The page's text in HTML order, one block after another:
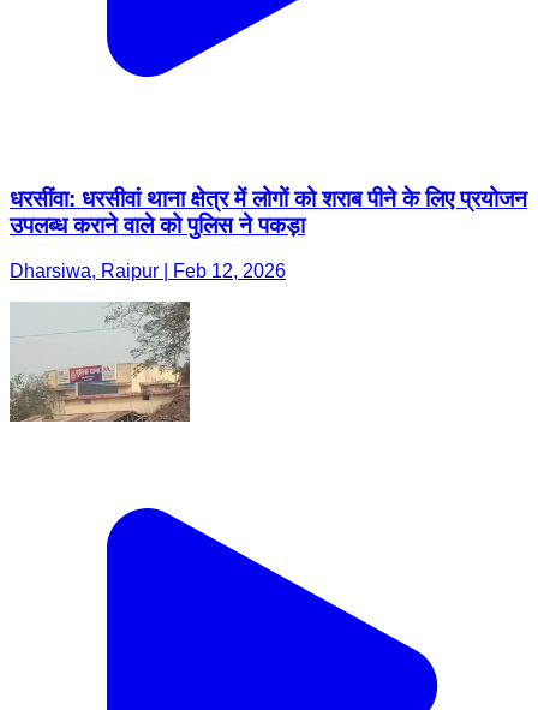
धरसींवा: धरसीवां थाना क्षेत्र में लोगों को शराब पीने के लिए प्रयोजन
उपलब्ध कराने वाले को पुलिस ने पकड़ा
Dharsiwa, Raipur | Feb 12, 2026